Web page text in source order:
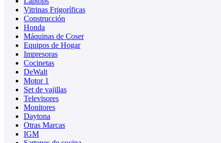
Vitrinas Frigoríficas
Construcción
Honda
Máquinas de Coser
Equipos de Hogar
Impresoras
Cocinetas
DeWalt
Motor 1
Set de vajillas
Televisores
Monitores
Daytona
Otras Marcas
IGM